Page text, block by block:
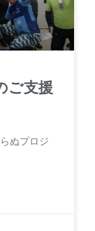
ご支援
ぬプロジ